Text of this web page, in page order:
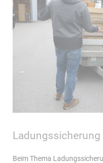
Ladungssicherung
Beim Thema